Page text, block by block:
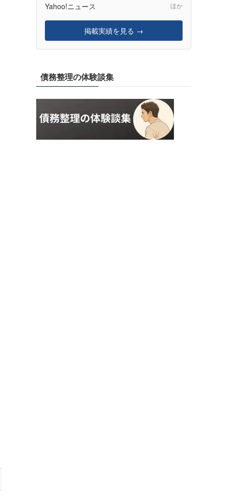
Yahoo!ニュース ほか
掲載実績を見る →
債務整理の体験談集